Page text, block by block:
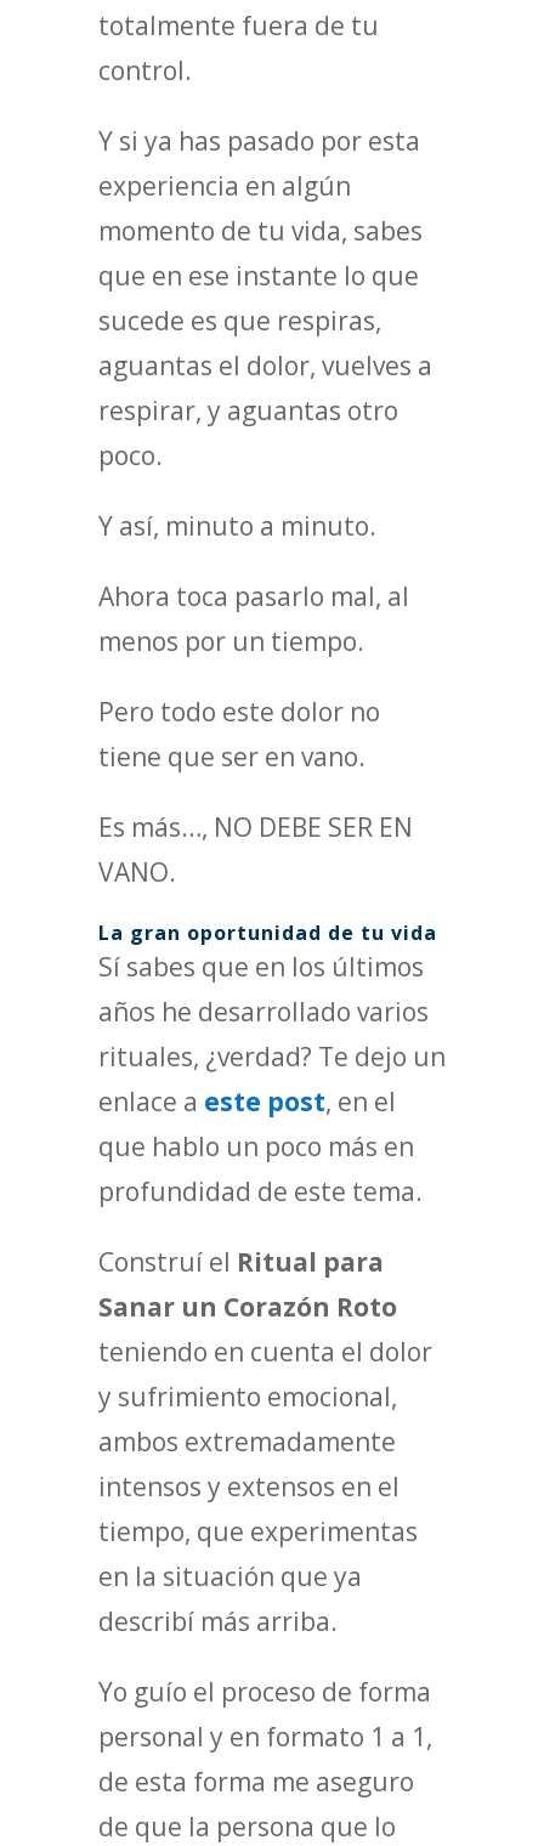
totalmente fuera de tu
control.
Y si ya has pasado por esta
experiencia en algún
momento de tu vida, sabes
que en ese instante lo que
sucede es que respiras,
aguantas el dolor, vuelves a
respirar, y aguantas otro
poco.
Y así, minuto a minuto.
Ahora toca pasarlo mal, al
menos por un tiempo.
Pero todo este dolor no
tiene que ser en vano.
Es más…, NO DEBE SER EN
VANO.
La gran oportunidad de tu vida
Sí sabes que en los últimos
años he desarrollado varios
rituales, ¿verdad? Te dejo un
enlace a este post, en el
que hablo un poco más en
profundidad de este tema.
Construí el Ritual para
Sanar un Corazón Roto
teniendo en cuenta el dolor
y sufrimiento emocional,
ambos extremadamente
intensos y extensos en el
tiempo, que experimentas
en la situación que ya
describí más arriba.
Yo guío el proceso de forma
personal y en formato 1 a 1,
de esta forma me aseguro
de que la persona que lo